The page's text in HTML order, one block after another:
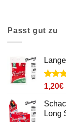
Passt gut zu
Noté
sur
3
client
1,20€
Long